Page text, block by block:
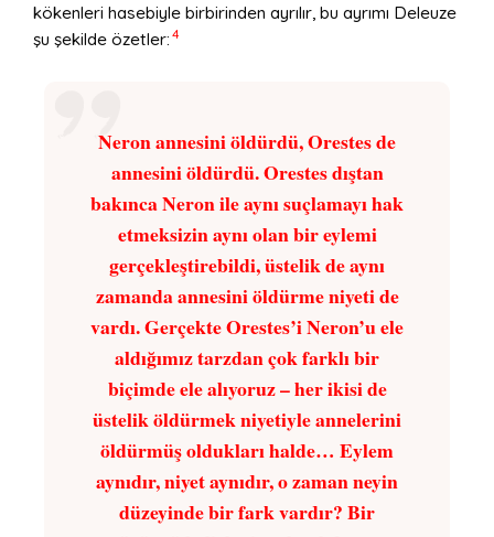
kökenleri hasebiyle birbirinden ayrılır, bu ayrımı Deleuze
şu şekilde özetler: 4
Neron annesini öldürdü, Orestes de
annesini öldürdü. Orestes dıştan
bakınca Neron ile aynı suçlamayı hak
etmeksizin aynı olan bir eylemi
gerçekleştirebildi, üstelik de aynı
zamanda annesini öldürme niyeti de
vardı. Gerçekte Orestes’i Neron’u ele
aldığımız tarzdan çok farklı bir
biçimde ele alıyoruz – her ikisi de
üstelik öldürmek niyetiyle annelerini
öldürmüş oldukları halde… Eylem
aynıdır, niyet aynıdır, o zaman neyin
düzeyinde bir fark vardır? Bir